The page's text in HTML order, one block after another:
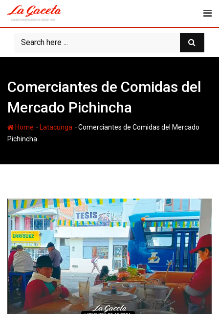
content
Comerciantes de Comidas del
Mercado Pichincha
Home - Latacunga -Comerciantes de Comidas del Mercado
Pichincha